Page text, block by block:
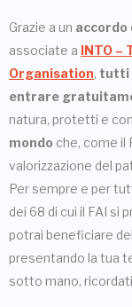
Grazie a un accordo
associate a INTO –
Organisation, tutti
entrare
natura, protetti e
mondo che, come il
valorizzazione del
Per sempre e per
dei 68 di cui il FAI si
potrai beneficiare
presentando la tua
sotto mano,